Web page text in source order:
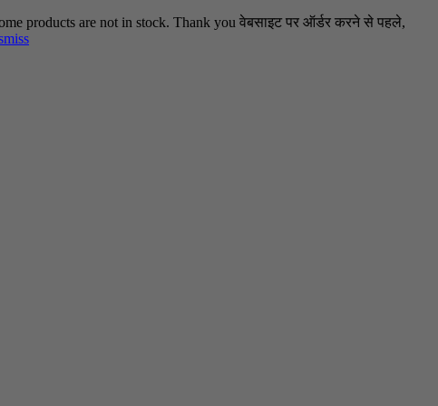
products are not in stock. Thank you वेबसाइट पर ऑर्डर करने से पहले,